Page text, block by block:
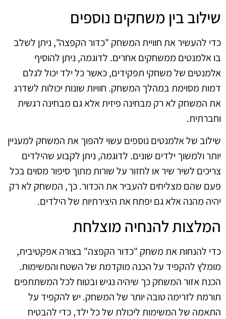
שילוב בין משחקים נוספים
כדי להעשיר את חוויית המשחק "כדור הקפצה", ניתן לשלב
בו אלמנטים ממשחקים אחרים. לדוגמה, ניתן להוסיף
אלמנטים של משחקי תפקידים, כאשר כל ילד יכול לגלם
דמות מסוימת במהלך המשחק. חוויות שונות יכולות לשדרג
את המשחק לא רק מבחינה פיזית אלא גם מבחינה רגשית
וחברתית.
שילוב של אלמנטים נוספים עשוי להפוך את המשחק למעניין
יותר ולמשוך ילדים שונים. לדוגמה, ניתן לקבוע שהילדים
צריכים לשיר שיר או לחזור על שורות מתוך סיפור מסוים בכל
פעם שהם מצליחים להעביר את הכדור. כך, המשחק לא רק
יהיה מהנה אלא גם יפתח את היצירתיות של הילדים.
המלצות להנחיה מוצלחת
כדי להנחות את משחק "כדור הקפצה" בצורה אפקטיבית,
מומלץ להקפיד על הכנה מוקדמת של השטח והמשימות.
הכנת אזור המשחק כך שיהיה נגיש ובטוח לכל המשתתפים
תורמת לזרימה טובה יותר של המשחק. יש להקפיד על
התאמה של המשימות ליכולת של כל ילד, כדי להבטיח